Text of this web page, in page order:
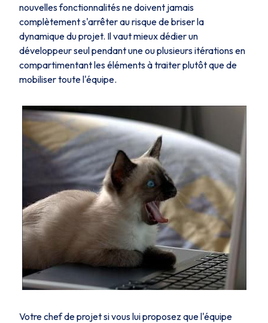
nouvelles fonctionnalités ne doivent jamais
complètement s'arrêter au risque de briser la
dynamique du projet. Il vaut mieux dédier un
développeur seul pendant une ou plusieurs itérations en
compartimentant les éléments à traiter plutôt que de
mobiliser toute l'équipe.
Votre chef de projet si vous lui proposez que l'équipe